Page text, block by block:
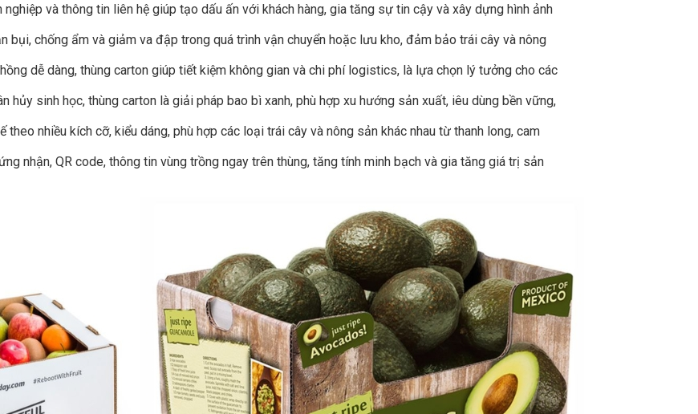
nghiệp và thông tin liên hệ giúp tạo dấu ấn với khách hàng, gia tăng sự tin cậy và xây dựng hình ảnh
bụi, chống ẩm và giảm va đập trong quá trình vận chuyển hoặc lưu kho, đảm bảo trái cây và nông
dễ dàng, thùng carton giúp tiết kiệm không gian và chi phí logistics, là lựa chọn lý tưởng cho các
hủy sinh học, thùng carton là giải pháp bao bì xanh, phù hợp xu hướng sản xuất, iêu dùng bền vững,
theo nhiều kích cỡ, kiểu dáng, phù hợp các loại trái cây và nông sản khác nhau từ thanh long, cam
nhận, QR code, thông tin vùng trồng ngay trên thùng, tăng tính minh bạch và gia tăng giá trị sản